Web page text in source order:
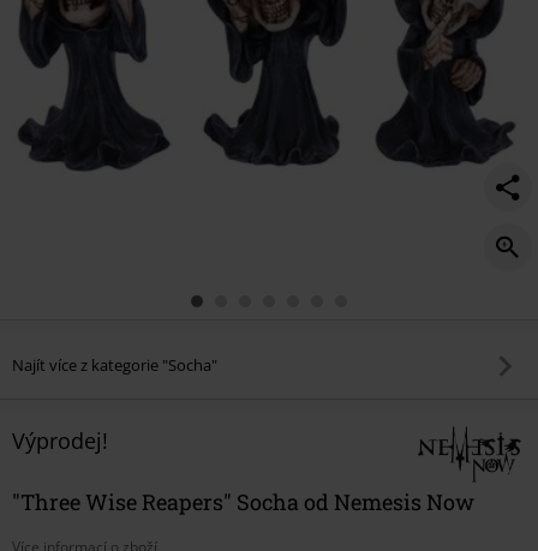
Najít více z kategorie "Socha"
Výprodej!
"Three Wise Reapers" Socha od Nemesis Now
Více informací o zboží